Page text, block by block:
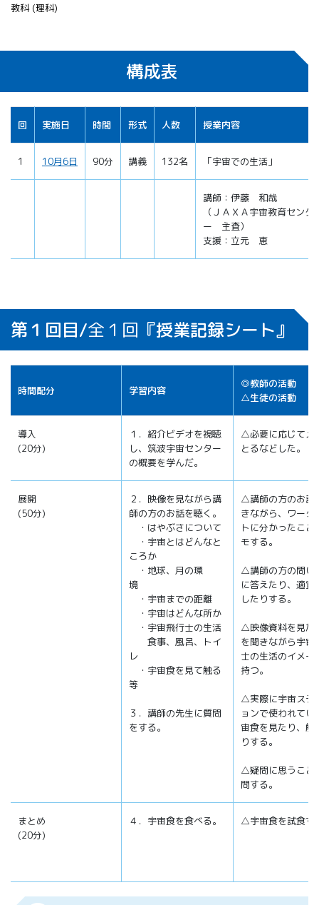
教科 (理科)
構成表
回 実施日 時間 形式 人数 授業内容
1 10月6日 90分 講義 132名 「宇宙での生活」
講師：伊藤 和哉
（ＪＡＸＡ宇宙教育センタ
ー 主査）
支援：立元 恵
第１回目/全１回 『授業記録シート』
時間配分 学習内容
◎教師の活動
△生徒の活動
導入
(20分)
１．紹介ビデオを視聴
し、筑波宇宙センター
の概要を学んだ。
△必要に応じてメ
とるなどした。
展開
(50分)
２．映像を見ながら講
師の方のお話を聴く。
・はやぶさについて
・宇宙とはどんなと
ころか
・地球、月の環
境
・宇宙までの距離
・宇宙はどんな所か
・宇宙飛行士の生活
食事、風呂、トイ
レ
・宇宙食を見て触る
等
３．講師の先生に質問
をする。
△講師の方のお話
きながら、ワーク
トに分かったこと
モする。
△講師の方の問い
に答えたり、適宜
したりする。
△映像資料を見た
を聞きながら宇宙
士の生活のイメー
持つ。
△実際に宇宙ステ
ョンで使われてい
宙食を見たり、触
りする。
△疑問に思うこと
問する。
まとめ
(20分)
４．宇宙食を食べる。 △宇宙食を試食す